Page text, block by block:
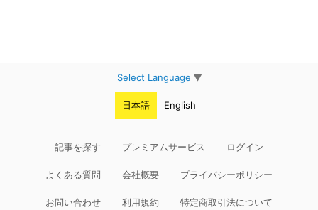
Select Language ▼
日本語 English
記事を探す プレミアムサービス ログイン
よくある質問 会社概要 プライバシーポリシー
お問い合わせ 利用規約 特定商取引法について